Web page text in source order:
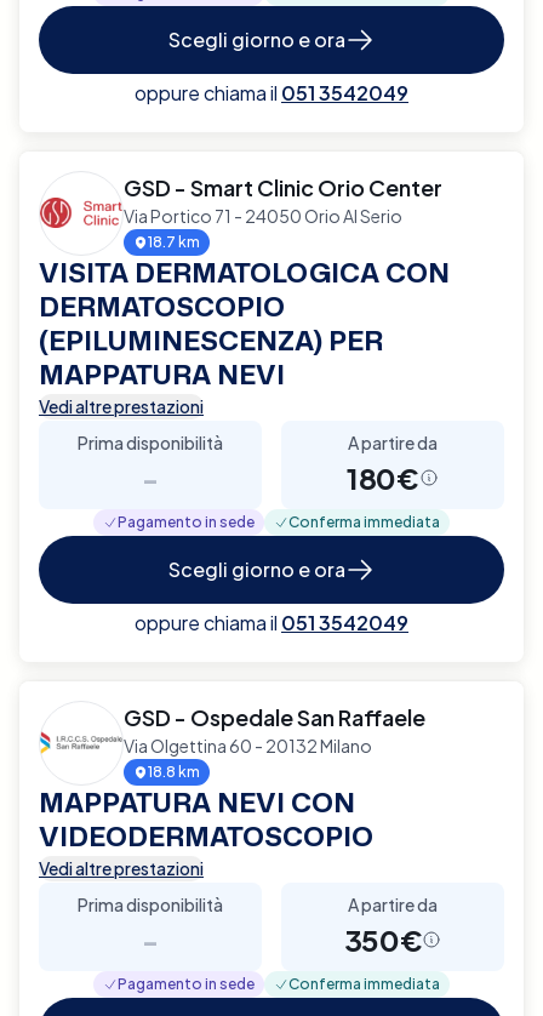
Scegli giorno e ora
oppure chiama il 051 3542049
GSD - Smart Clinic Orio Center
Via Portico 71 - 24050 Orio Al Serio
18.7 km
VISITA DERMATOLOGICA CON
DERMATOSCOPIO
(EPILUMINESCENZA) PER
MAPPATURA NEVI
Vedi altre prestazioni
Prima disponibilità
-
A partire da
180€
Pagamento in sede Conferma immediata
Scegli giorno e ora
oppure chiama il 051 3542049
GSD - Ospedale San Raffaele
Via Olgettina 60 - 20132 Milano
18.8 km
MAPPATURA NEVI CON
VIDEODERMATOSCOPIO
Vedi altre prestazioni
Prima disponibilità
-
A partire da
350€
Pagamento in sede Conferma immediata